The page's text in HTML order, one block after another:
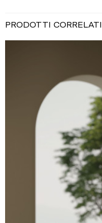
PRODOTTI CORRELATI